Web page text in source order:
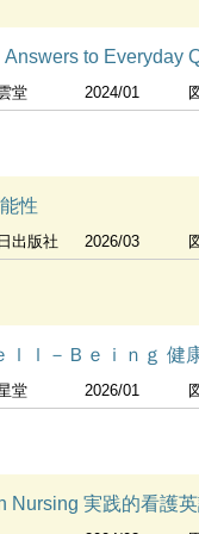
to Everyday
堂 2024/01
性
出版社 2026/03
ｌｌ－Ｂｅｉｎｇ 健
堂 2026/01
Nursing 実践的看護